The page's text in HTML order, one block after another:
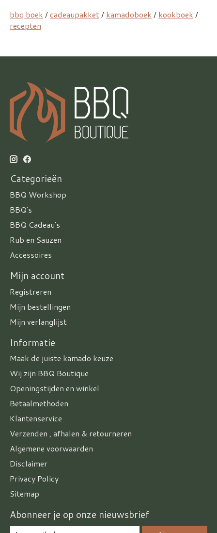
bbq boek /cadeaupakket/ kamadoboek / kookboek /
recepten
Categorieën
BBQ Workshop
BBQ's
BBQ Cadeau's
Rub en Sauzen
Accessoires
Mijn account
Registreren
Mijn bestellingen
Mijn verlanglijst
Informatie
Maak de juiste kamado keuze
Wij zijn BBQ Boutique
Openingstijden en winkel
Betaalmethoden
Klantenservice
Verzenden , afhalen & retourneren
Algemene voorwaarden
Disclaimer
Privacy Policy
Sitemap
Abonneer je op onze nieuwsbrief